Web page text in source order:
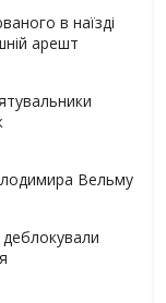
в наїзді
арешт
Вельму